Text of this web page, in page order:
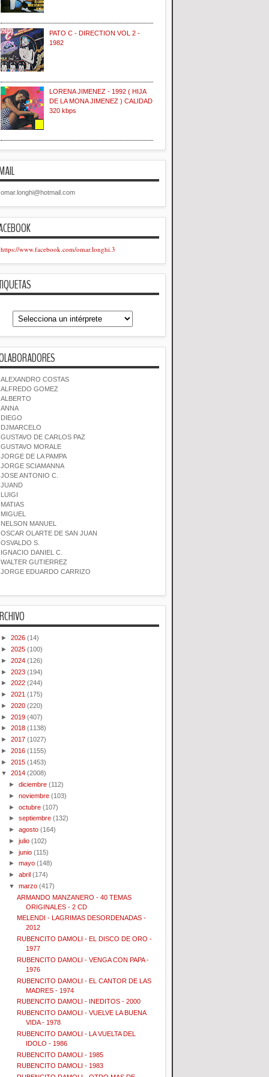
PATO C - DIRECTION VOL 2 -
1982
LORENA JIMENEZ - 1992 ( HIJA
DE LA MONA JIMENEZ ) CALIDAD
320 kbps
omar.longhi@hotmail.com
https://www.facebook.com/omar.longhi.3
ALEXANDRO COSTAS
ALFREDO GOMEZ
ALBERTO
ANNA
DIEGO
DJMARCELO
GUSTAVO DE CARLOS PAZ
GUSTAVO MORALE
JORGE DE LA PAMPA
JORGE SCIAMANNA
JOSE ANTONIO C.
JUAND
LUIGI
MATIAS
MIGUEL
NELSON MANUEL
OSCAR OLARTE DE SAN JUAN
OSVALDO S.
IGNACIO DANIEL C.
WALTER GUTIERREZ
JORGE EDUARDO CARRIZO
► 2026 (14)
► 2025 (100)
► 2024 (126)
► 2023 (194)
► 2022 (244)
► 2021 (175)
► 2020 (220)
► 2019 (407)
► 2018 (1138)
► 2017 (1027)
► 2016 (1155)
► 2015 (1453)
▼ 2014 (2008)
►diciembre (112)
►noviembre (103)
►octubre (107)
►septiembre (132)
►agosto (164)
►julio (102)
►junio (115)
►mayo (148)
►abril (174)
▼marzo (417)
ARMANDO MANZANERO - 40 TEMAS
ORIGINALES - 2 CD
MELENDI - LAGRIMAS DESORDENADAS -
2012
RUBENCITO DAMOLI - EL DISCO DE ORO -
1977
RUBENCITO DAMOLI - VENGA CON PAPA -
1976
RUBENCITO DAMOLI - EL CANTOR DE LAS
MADRES - 1974
RUBENCITO DAMOLI - INEDITOS - 2000
RUBENCITO DAMOLI - VUELVE LA BUENA
VIDA - 1978
RUBENCITO DAMOLI - LA VUELTA DEL
IDOLO - 1986
RUBENCITO DAMOLI - 1985
RUBENCITO DAMOLI - 1983